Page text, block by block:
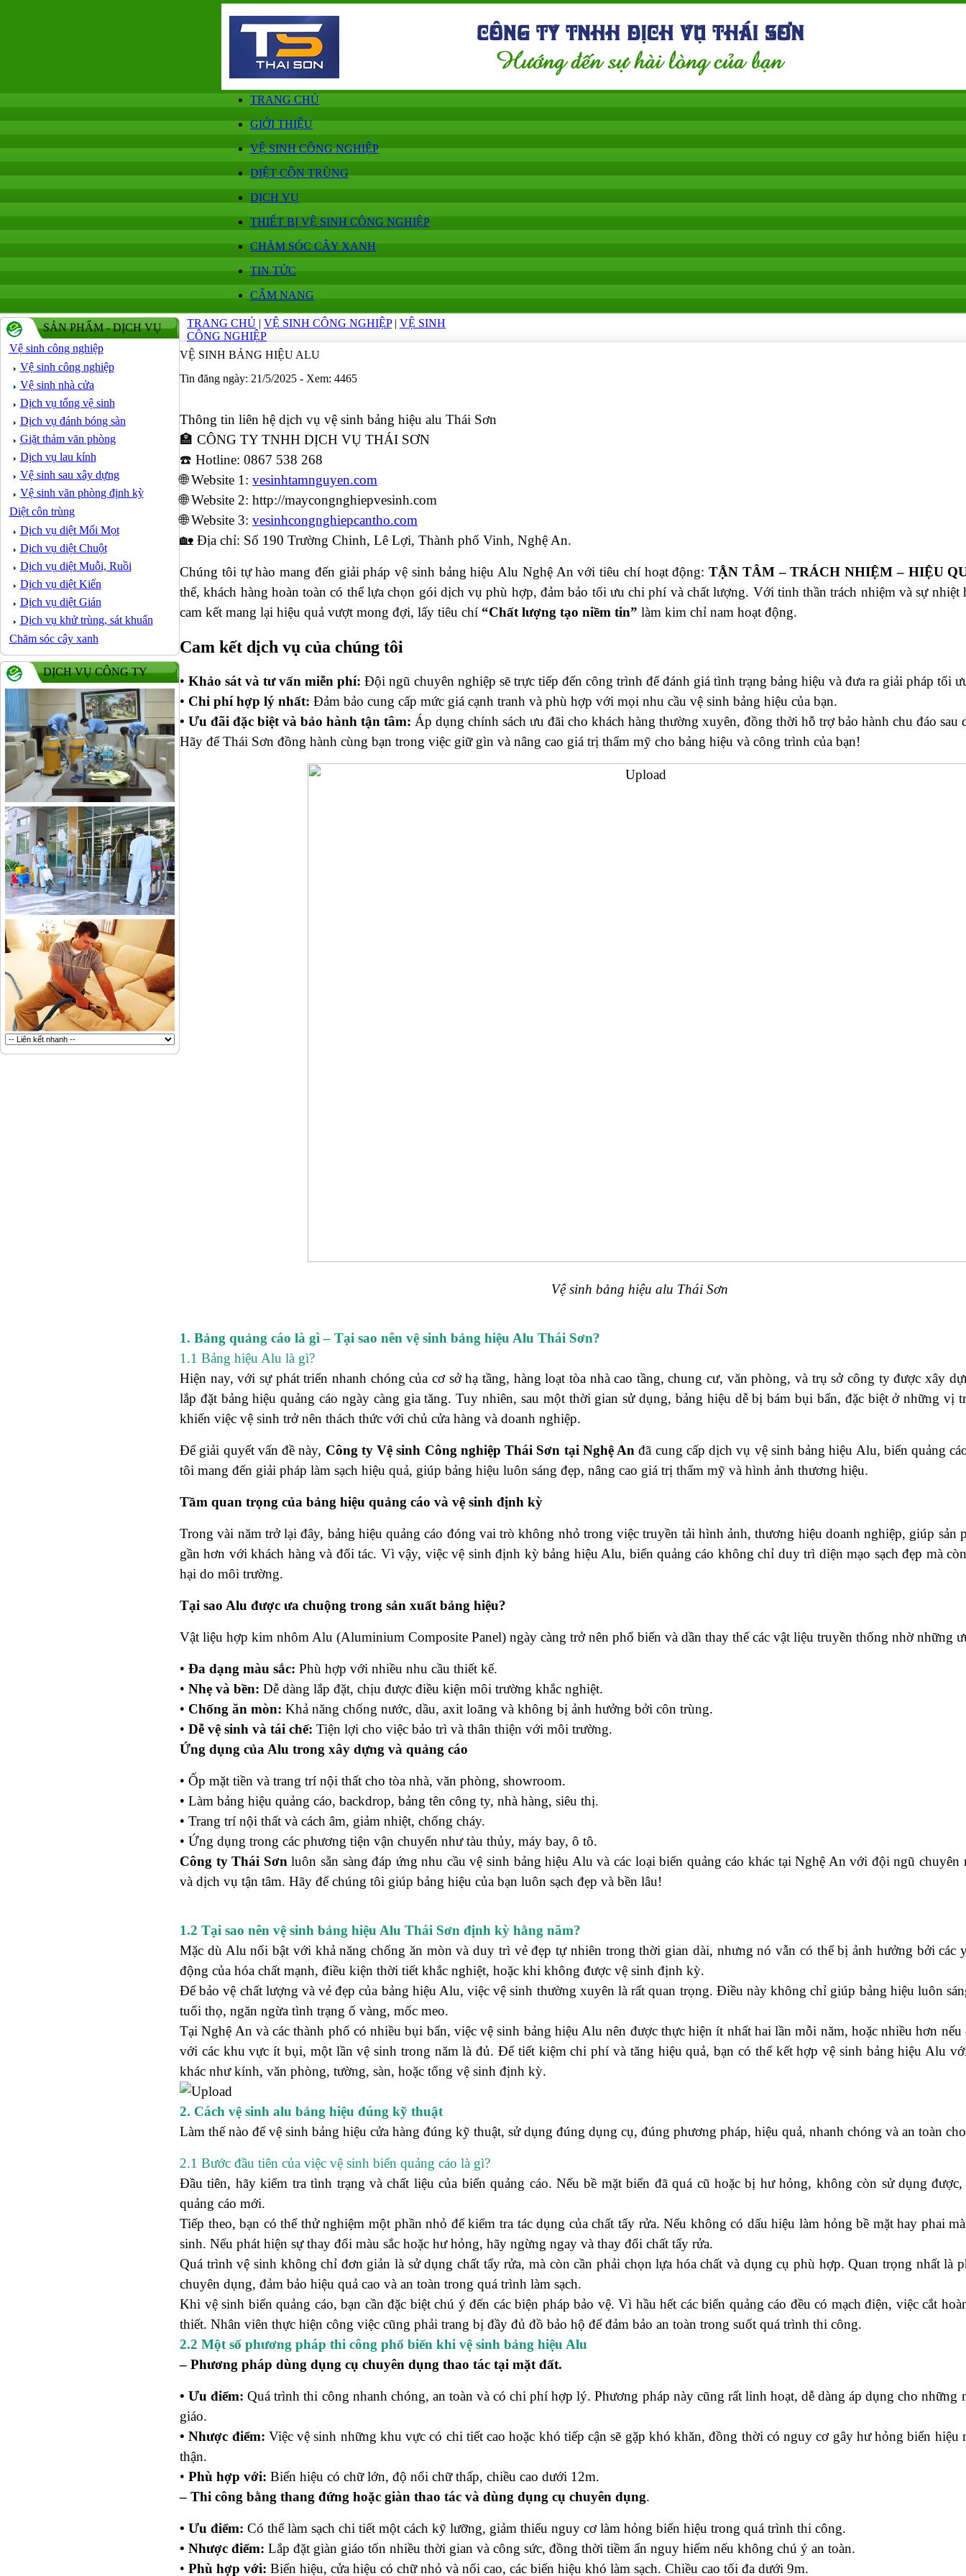
TRANG CHỦ
GIỚI THIỆU
VỆ SINH CÔNG NGHIỆP
DIỆT CÔN TRÙNG
DỊCH VỤ
THIẾT BỊ VỆ SINH CÔNG NGHIỆP
CHĂM SÓC CÂY XANH
TIN TỨC
CẨM NANG
SẢN PHẨM - DỊCH VỤ
Vệ sinh công nghiệp
Vệ sinh công nghiệp
Vệ sinh nhà cửa
Dịch vụ tổng vệ sinh
Dịch vụ đánh bóng sàn
Giặt thảm văn phòng
Dịch vụ lau kính
Vệ sinh sau xây dựng
Vệ sinh văn phòng định kỳ
Diệt côn trùng
Dịch vụ diệt Mối Mọt
Dịch vụ diệt Chuột
Dịch vụ diệt Muỗi, Ruồi
Dịch vụ diệt Kiến
Dịch vụ diệt Gián
Dịch vụ khử trùng, sát khuẩn
Chăm sóc cây xanh
DỊCH VỤ CÔNG TY
TRANG CHỦ | VỆ SINH CÔNG NGHIỆP| VỆ SINH
CÔNG NGHIỆP
VỆ SINH BẢNG HIỆU ALU
Tin đăng ngày: 21/5/2025 - Xem: 4465
Thông tin liên hệ dịch vụ vệ sinh bảng hiệu alu Thái Sơn
🏣 CÔNG TY TNHH DỊCH VỤ THÁI SƠN
☎️ Hotline: 0867 538 268
🌐 Website 1: vesinhtamnguyen.com
🌐 Website 2: http://maycongnghiepvesinh.com
🌐 Website 3: vesinhcongnghiepcantho.com
🏡 Địa chỉ: Số 190 Trường Chinh, Lê Lợi, Thành phố Vinh, Nghệ An.
Chúng tôi tự hào mang đến giải pháp vệ sinh bảng hiệu Alu Nghệ An với tiêu chí hoạt động: TẬN TÂM – TRÁCH NHIỆM – HIỆU
thể, khách hàng hoàn toàn có thể lựa chọn gói dịch vụ phù hợp, đảm bảo tối ưu chi phí và chất lượng. Với tinh thần trách nhiệm và sự
cam kết mang lại hiệu quả vượt mong đợi, lấy tiêu chí “Chất lượng tạo niềm tin” làm kim chỉ nam hoạt động.
Cam kết dịch vụ của chúng tôi
• Khảo sát và tư vấn miễn phí: Đội ngũ chuyên nghiệp sẽ trực tiếp đến công trình để đánh giá tình trạng bảng hiệu và đưa ra giải pháp tối
• Chi phí hợp lý nhất: Đảm bảo cung cấp mức giá cạnh tranh và phù hợp với mọi nhu cầu vệ sinh bảng hiệu của bạn.
• Ưu đãi đặc biệt và bảo hành tận tâm: Áp dụng chính sách ưu đãi cho khách hàng thường xuyên, đồng thời hỗ trợ bảo hành chu đáo sau
Hãy để Thái Sơn đồng hành cùng bạn trong việc giữ gìn và nâng cao giá trị thẩm mỹ cho bảng hiệu và công trình của bạn!
Vệ sinh bảng hiệu alu Thái Sơn
1. Bảng quảng cáo là gì – Tại sao nên vệ sinh bảng hiệu Alu Thái Sơn?
1.1 Bảng hiệu Alu là gì?
Hiện nay, với sự phát triển nhanh chóng của cơ sở hạ tầng, hàng loạt tòa nhà cao tầng, chung cư, văn phòng, và trụ sở công ty được xây
lắp đặt bảng hiệu quảng cáo ngày càng gia tăng. Tuy nhiên, sau một thời gian sử dụng, bảng hiệu dễ bị bám bụi bẩn, đặc biệt ở những vị
khiến việc vệ sinh trở nên thách thức với chủ cửa hàng và doanh nghiệp.
Để giải quyết vấn đề này, Công ty Vệ sinh Công nghiệp Thái Sơn tại Nghệ An đã cung cấp dịch vụ vệ sinh bảng hiệu Alu, biển quảng
tôi mang đến giải pháp làm sạch hiệu quả, giúp bảng hiệu luôn sáng đẹp, nâng cao giá trị thẩm mỹ và hình ảnh thương hiệu.
Tầm quan trọng của bảng hiệu quảng cáo và vệ sinh định kỳ
Trong vài năm trở lại đây, bảng hiệu quảng cáo đóng vai trò không nhỏ trong việc truyền tải hình ảnh, thương hiệu doanh nghiệp, giúp sản
gần hơn với khách hàng và đối tác. Vì vậy, việc vệ sinh định kỳ bảng hiệu Alu, biển quảng cáo không chỉ duy trì diện mạo sạch đẹp mà
hại do môi trường.
Tại sao Alu được ưa chuộng trong sản xuất bảng hiệu?
Vật liệu hợp kim nhôm Alu (Aluminium Composite Panel) ngày càng trở nên phổ biến và dần thay thế các vật liệu truyền thống nhờ những
• Đa dạng màu sắc: Phù hợp với nhiều nhu cầu thiết kế.
• Nhẹ và bền: Dễ dàng lắp đặt, chịu được điều kiện môi trường khắc nghiệt.
• Chống ăn mòn: Khả năng chống nước, dầu, axit loãng và không bị ảnh hưởng bởi côn trùng.
• Dễ vệ sinh và tái chế: Tiện lợi cho việc bảo trì và thân thiện với môi trường.
Ứng dụng của Alu trong xây dựng và quảng cáo
• Ốp mặt tiền và trang trí nội thất cho tòa nhà, văn phòng, showroom.
• Làm bảng hiệu quảng cáo, backdrop, bảng tên công ty, nhà hàng, siêu thị.
• Trang trí nội thất và cách âm, giảm nhiệt, chống cháy.
• Ứng dụng trong các phương tiện vận chuyển như tàu thủy, máy bay, ô tô.
Công ty Thái Sơnluôn sẵn sàng đáp ứng nhu cầu vệ sinh bảng hiệu Alu và các loại biển quảng cáo khác tại Nghệ An với đội ngũ
và dịch vụ tận tâm. Hãy để chúng tôi giúp bảng hiệu của bạn luôn sạch đẹp và bền lâu!
1.2 Tại sao nên vệ sinh bảng hiệu Alu Thái Sơn định kỳ hằng năm?
Mặc dù Alu nổi bật với khả năng chống ăn mòn và duy trì vẻ đẹp tự nhiên trong thời gian dài, nhưng nó vẫn có thể bị ảnh hưởng bởi các
động của hóa chất mạnh, điều kiện thời tiết khắc nghiệt, hoặc khi không được vệ sinh định kỳ.
Để bảo vệ chất lượng và vẻ đẹp của bảng hiệu Alu, việc vệ sinh thường xuyên là rất quan trọng. Điều này không chỉ giúp bảng hiệu luôn
tuổi thọ, ngăn ngừa tình trạng ố vàng, mốc meo.
Tại Nghệ An và các thành phố có nhiều bụi bẩn, việc vệ sinh bảng hiệu Alu nên được thực hiện ít nhất hai lần mỗi năm, hoặc nhiều hơn
với các khu vực ít bụi, một lần vệ sinh trong năm là đủ. Để tiết kiệm chi phí và tăng hiệu quả, bạn có thể kết hợp vệ sinh bảng hiệu Alu
khác như kính, văn phòng, tường, sàn, hoặc tổng vệ sinh định kỳ.
2. Cách vệ sinh alu bảng hiệu đúng kỹ thuật
Làm thế nào để vệ sinh bảng hiệu cửa hàng đúng kỹ thuật, sử dụng đúng dụng cụ, đúng phương pháp, hiệu quả, nhanh chóng và an toàn
2.1 Bước đầu tiên của việc vệ sinh biển quảng cáo là gì?
Đầu tiên, hãy kiểm tra tình trạng và chất liệu của biển quảng cáo. Nếu bề mặt biển đã quá cũ hoặc bị hư hỏng, không còn sử dụng
quảng cáo mới.
Tiếp theo, bạn có thể thử nghiệm một phần nhỏ để kiểm tra tác dụng của chất tẩy rửa. Nếu không có dấu hiệu làm hỏng bề mặt hay phai
sinh. Nếu phát hiện sự thay đổi màu sắc hoặc hư hỏng, hãy ngừng ngay và thay đổi chất tẩy rửa.
Quá trình vệ sinh không chỉ đơn giản là sử dụng chất tẩy rửa, mà còn cần phải chọn lựa hóa chất và dụng cụ phù hợp. Quan trọng nhất là
chuyên dụng, đảm bảo hiệu quả cao và an toàn trong quá trình làm sạch.
Khi vệ sinh biển quảng cáo, bạn cần đặc biệt chú ý đến các biện pháp bảo vệ. Vì hầu hết các biển quảng cáo đều có mạch điện, việc cắt
thiết. Nhân viên thực hiện công việc cũng phải trang bị đầy đủ đồ bảo hộ để đảm bảo an toàn trong suốt quá trình thi công.
2.2 Một số phương pháp thi công phổ biến khi vệ sinh bảng hiệu Alu
– Phương pháp dùng dụng cụ chuyên dụng thao tác tại mặt đất.
• Ưu điểm: Quá trình thi công nhanh chóng, an toàn và có chi phí hợp lý. Phương pháp này cũng rất linh hoạt, dễ dàng áp dụng cho những
giáo.
• Nhược điểm: Việc vệ sinh những khu vực có chi tiết cao hoặc khó tiếp cận sẽ gặp khó khăn, đồng thời có nguy cơ gây hư hỏng biển hiệu
thận.
• Phù hợp với: Biển hiệu có chữ lớn, độ nổi chữ thấp, chiều cao dưới 12m.
– Thi công bằng thang đứng hoặc giàn thao tác và dùng dụng cụ chuyên dụng.
• Ưu điểm: Có thể làm sạch chi tiết một cách kỹ lưỡng, giảm thiểu nguy cơ làm hỏng biển hiệu trong quá trình thi công.
• Nhược điểm: Lắp đặt giàn giáo tốn nhiều thời gian và công sức, đồng thời tiềm ẩn nguy hiểm nếu không chú ý an toàn.
• Phù hợp với: Biển hiệu, cửa hiệu có chữ nhỏ và nổi cao, các biển hiệu khó làm sạch. Chiều cao tối đa dưới 9m.